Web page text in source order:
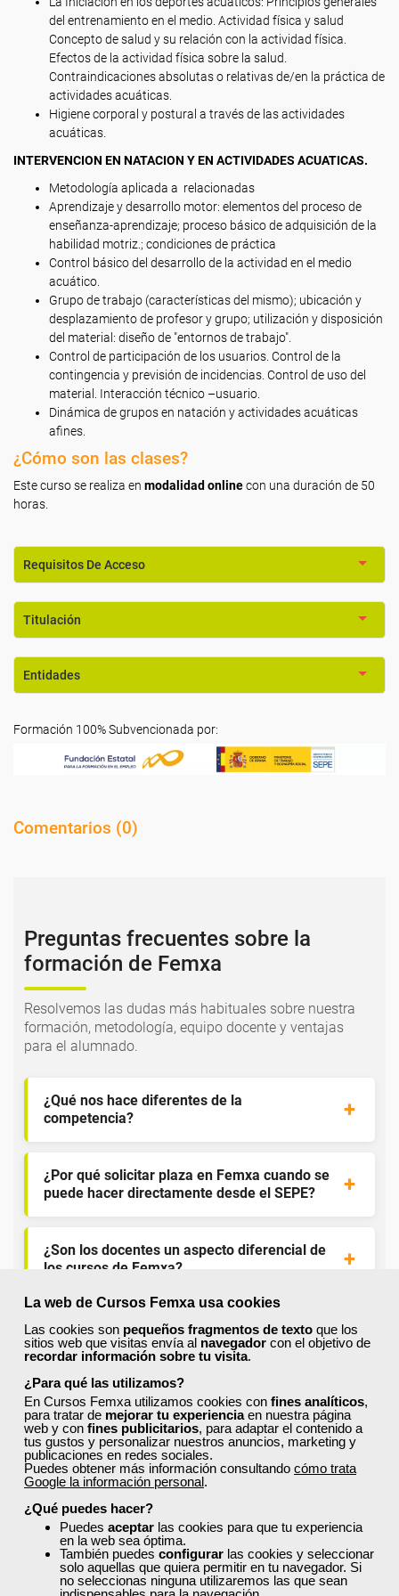
La web de Cursos Femxa usa cookies
Las cookies son pequeños fragmentos de texto que los
sitios web que visitas envía al navegador con el objetivo de
recordar información sobre tu visita.
¿Para qué las utilizamos?
En Cursos Femxa utilizamos cookies con fines analíticos,
para tratar de mejorar tu experienciaen nuestra página
web y con fines publicitarios, para adaptar el contenido a
tus gustos y personalizar nuestros anuncios, marketing y
publicaciones en redes sociales.
Puedes obtener más información consultando cómo trata
Google la información personal.
¿Qué puedes hacer?
Puedes aceptar las cookies para que tu experiencia
en la web sea óptima.
También puedes configurar las cookies y seleccionar
solo aquellas que quiera permitir en tu navegador. Si
no seleccionas ninguna utilizaremos las que sean
del entrenamiento en el medio. Actividad física y salud
Concepto de salud y su relación con la actividad física.
Efectos de la actividad física sobre la salud.
Contraindicaciones absolutas o relativas de/en la práctica de
actividades acuáticas.
Higiene corporal y postural a través de las actividades
acuáticas.
INTERVENCION EN NATACION Y EN ACTIVIDADES ACUATICAS.
Metodología aplicada a relacionadas
Aprendizaje y desarrollo motor: elementos del proceso de
enseñanza-aprendizaje; proceso básico de adquisición de la
habilidad motriz.; condiciones de práctica
Control básico del desarrollo de la actividad en el medio
acuático.
Grupo de trabajo (características del mismo); ubicación y
desplazamiento de profesor y grupo; utilización y disposición
del material: diseño de "entornos de trabajo".
Control de participación de los usuarios. Control de la
contingencia y previsión de incidencias. Control de uso del
material. Interacción técnico –usuario.
Dinámica de grupos en natación y actividades acuáticas
afines.
¿Cómo son las clases?
Este curso se realiza en modalidad onlinecon una duración de 50
horas.
Requisitos De Acceso
Titulación
Entidades
Formación 100% Subvencionada por:
Comentarios (0)
Preguntas frecuentes sobre la
formación de Femxa
Resolvemos las dudas más habituales sobre nuestra
formación, metodología, equipo docente y ventajas
para el alumnado.
¿Qué nos hace diferentes de la
competencia?
¿Por qué solicitar plaza en Femxa cuando se
puede hacer directamente desde el SEPE?
¿Son los docentes un aspecto diferencial de
los cursos de Femxa?
¿Los cursos de Femxa son prácticos y tienen
temario actualizado?
¿Qué ofrece Femxa al alumno una vez
finaliza su formación?
¿Recibiré un certificado al finalizar un curso
gratuito?